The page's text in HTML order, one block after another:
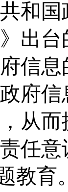
和
》出
信
府
从
任意
教育